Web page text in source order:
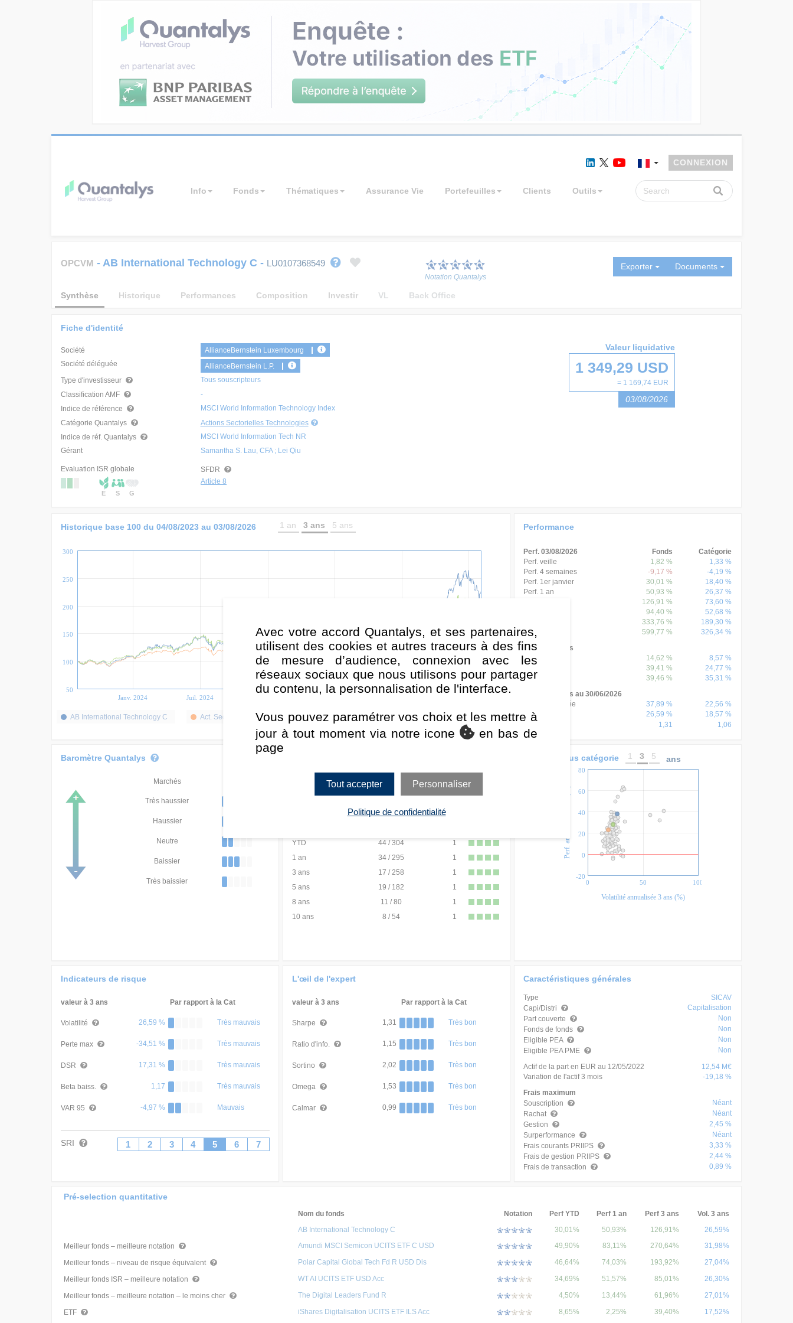
Info Fonds Thématiques Assurance Vie Portefeuilles Clients Outils
CONNEXION
OPCVM - AB International Technology C - LU0107368549
Notation Quantalys
Exporter Documents
Synthèse Historique Performances Composition Investir VL Back Office
Fiche d'identité
Société
AllianceBernstein Luxembourg
Société déléguée
AllianceBernstein L.P.
Type d'investisseur
Tous souscripteurs
Classification AMF
-
Indice de référence
MSCI World Information Technology Index
Catégorie Quantalys
Actions Sectorielles Technologies
Indice de réf. Quantalys
MSCI World Information Tech NR
Gérant
Samantha S. Lau, CFA ; Lei Qiu
Evaluation ISR globale
E S G
SFDR
Article 8
Valeur liquidative
1 349,29 USD
= 1 169,74 EUR
03/08/2026
Historique base 100 du 04/08/2023 au 03/08/2026 1 an 3 ans 5 ans
Janv. 2024 Juil. 2024 Juil. 2025
50
100
150
200
250
300
AB International Technology C Act. Sect. Technologies MSCI World Information Tech NR
Performance
Perf. 03/08/2026 Fonds
Catégorie
Perf. veille
1,82 %
1,33 %
Perf. 4 semaines
-9,17 %
-4,19 %
Perf. 1er janvier
30,01 %
18,40 %
Perf. 1 an
50,93 %
26,37 %
126,91 %
73,60 %
94,40 %
52,68 %
333,76 %
189,30 %
Perf. 10 ans
599,77 %
326,34 %
Perf. annuelles
Perf. 2025
14,62 %
8,57 %
39,41 %
24,77 %
Perf. 2023
39,46 %
35,31 %
Données 3 ans au 30/06/2026
Perf. annualisée
37,89 %
22,56 %
Volatilité
26,59 %
18,57 %
1,31 1,06
Baromètre Quantalys
Marchés
Très haussier
Haussier
Neutre
Baissier
Très baissier
Quartile
54 / 308
YTD
44 / 304
1
1 an
34 / 295
1
3 ans
17 / 258
1
5 ans
19 / 182
1
8 ans
11 / 80
1
10 ans
8 / 54 1
Fonds versus catégorie 1 3 5 ans
-20
0
20
40
60
80
Perf. annualisée 3 ans (%)
0 50 100
Volatilité annualisée 3 ans (%)
Indicateurs de risque
valeur à 3 ans Par rapport à la Cat
Volatilité 26,59 % Très mauvais
Perte max -34,51 % Très mauvais
DSR 17,31 % Très mauvais
Beta baiss. 1,17 Très mauvais
VAR 95 -4,97 % Mauvais
SRI 1 2 3 4 5 6 7
L'œil de l'expert
valeur à 3 ans Par rapport à la Cat
Sharpe 1,31 Très bon
Ratio d'info. 1,15 Très bon
Sortino 2,02 Très bon
Omega 1,53 Très bon
Calmar 0,99 Très bon
Caractéristiques générales
Type
SICAV
Capi/Distri
Capitalisation
Part couverte
Non
Fonds de fonds
Non
Eligible PEA
Non
Eligible PEA PME
Non
Actif de la part en EUR au 12/05/2022
12,54 M€
Variation de l'actif 3 mois
-19,18 %
Frais maximum
Souscription
Néant
Rachat
Néant
Gestion
2,45 %
Surperformance
Néant
Frais courants PRIIPS
3,33 %
Frais de gestion PRIIPS
2,44 %
Frais de transaction
0,89 %
Pré-selection quantitative
Nom du fonds Notation Perf YTD Perf 1 an Perf 3 ans
Vol. 3 ans
AB International Technology C
30,01% 50,93% 126,91%
26,59%
Meilleur fonds – meilleure notation
Amundi MSCI Semicon UCITS ETF C USD 49,90% 83,11% 270,64% 31,98%
Meilleur fonds – niveau de risque équivalent Polar Capital Global Tech Fd R USD Dis 46,64% 74,03% 193,92% 27,04%
Meilleur fonds ISR – meilleure notation WT AI UCITS ETF USD Acc 34,69% 51,57% 85,01% 26,30%
Meilleur fonds – meilleure notation – le moins cher The Digital Leaders Fund R 4,50% 13,44% 61,96% 27,01%
ETF iShares Digitalisation UCITS ETF ILS Acc 8,65% 2,25% 39,40% 17,52%
Avec votre accord Quantalys, et ses partenaires,
utilisent des cookies et autres traceurs à des fins
de mesure d’audience, connexion avec les
réseaux sociaux que nous utilisons pour partager
du contenu, la personnalisation de l'interface.
Vous pouvez paramétrer vos choix et les mettre à
jour à tout moment via notre icone
en bas de
page
Tout accepter Personnaliser
Politique de confidentialité